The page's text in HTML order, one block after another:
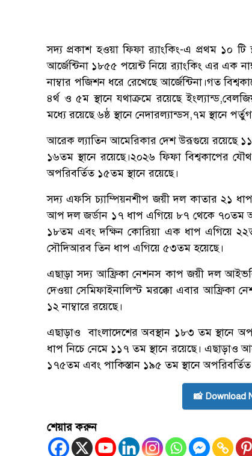
সদ্য প্রকাশ হওয়া ফিফা র‌্যাংকিং-এ প্রথম ১০ টি
আর্জেন্টিনা ১৮৫৫ পয়েন্ট নিয়ে র‌্যাংকিং এর এক
নাম্বার পজিশন ধরে রেখেছে আর্জেন্টিনা।গত
৪র্থ ও ৫ম স্থানে যথাক্রমে রয়েছে
মধ্যে রয়েছে ৬ষ্ঠ স্থানে নেদারল্যান্ডস,৭ম স্থানে
আরেক ল্যাতিন আমেরিকার দেশ উরূগুয়ে রয়েছে
১৬তম স্থানে রয়েছে।২০২৬ ফিফা বিশ্বকাপের
অপরিবর্তিত ১৫তম স্থানে রয়েছে।
সদ্য এফসি চ্যাম্পিয়নশীপ জয়ী দল কাতার ২১
আপ দল জর্ডান ১৭ ধাপ এগিয়ে ৮৭ থেকে ৭০তম
১৮তম এবং দক্ষিন কোরিয়া এক ধাপ এগিয়ে
সৌদিআরব তিন ধাপ এগিয়ে ৫৩তম হয়েছে।
এছা্ড়া সদ্য আফ্রিকা নেশনস কাপ জয়ী দল
দেওয়া সেমিফাইনালিস্ট মরক্কো এবার আফ্রিকা
১২ নাম্বারে রয়েছে।
এছাড়াও বাংলাদেশের অবস্থান ১৮৩ তম স্থানে
ধাপ নিচে নেমে ১১৭ তম স্থানে রয়েছে।
১৭৫তম এবং পাকিস্তান ১৯৫ তম স্থানে অপরিবর্তিত
📸 Download
শেয়ার করুন